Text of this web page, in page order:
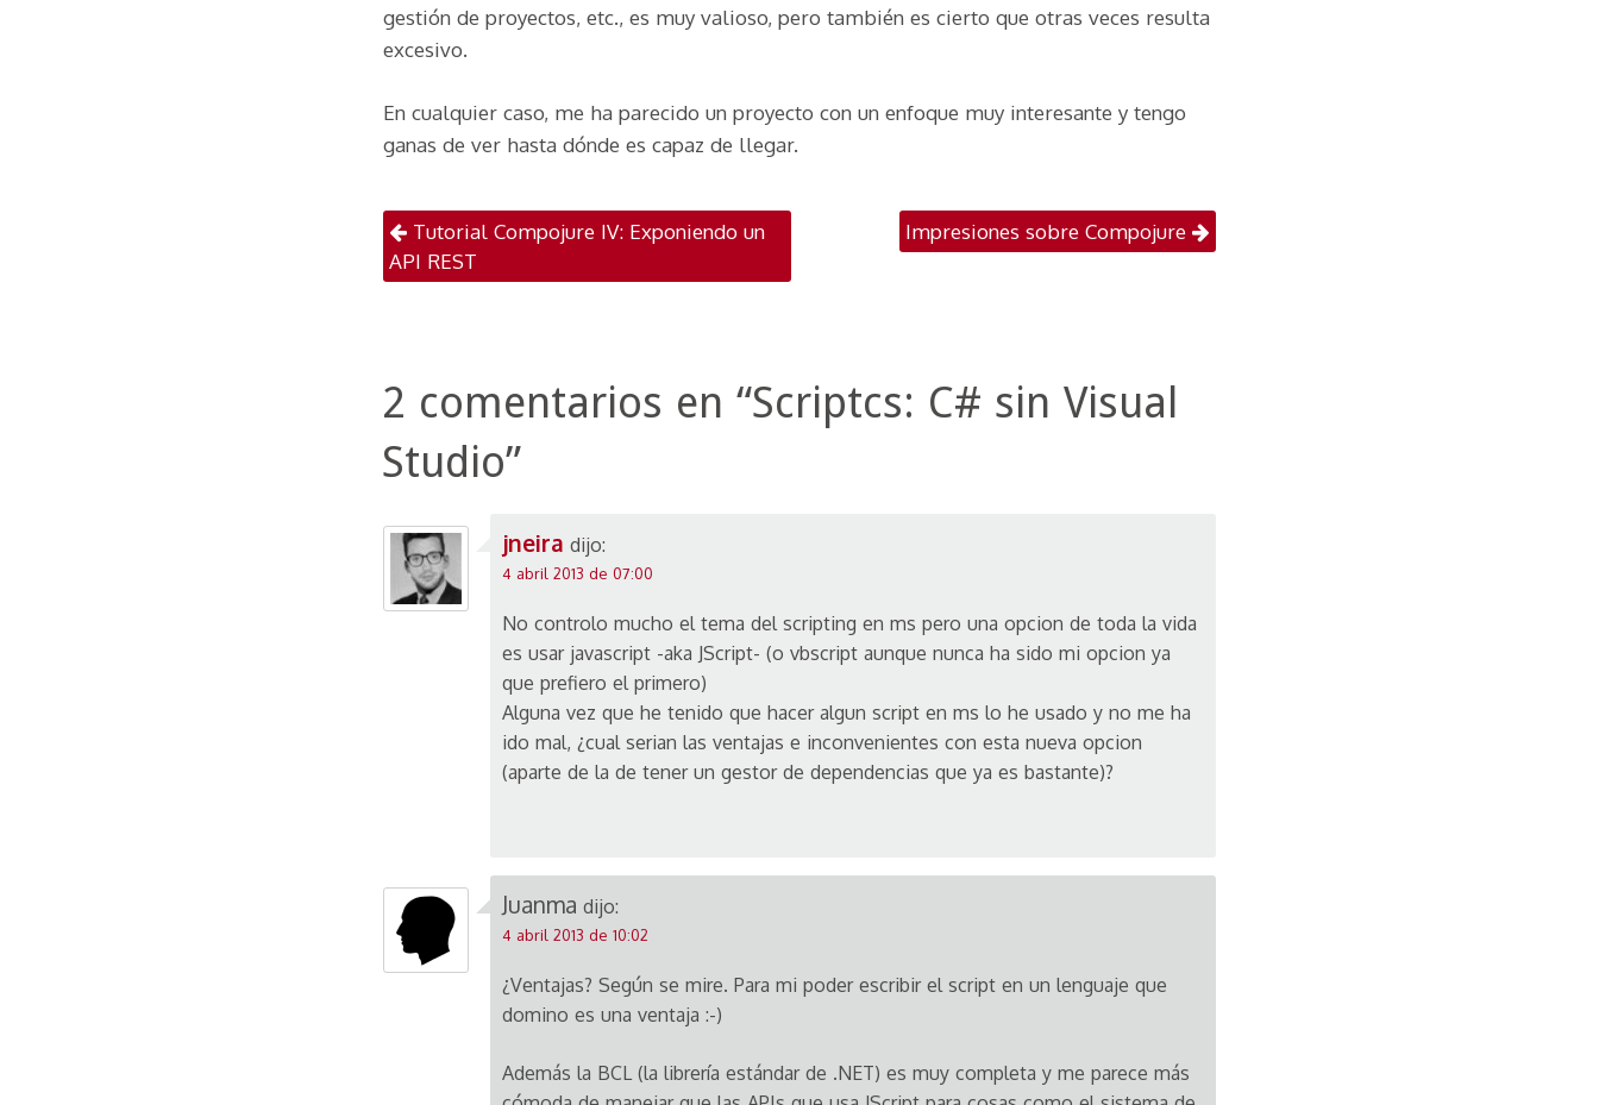
gestión de proyectos, etc., es muy valioso, pero también es cierto que otras veces resulta
excesivo.
En cualquier caso, me ha parecido un proyecto con un enfoque muy interesante y tengo
ganas de ver hasta dónde es capaz de llegar.
Navegación por publicaciones
Tutorial Compojure IV: Exponiendo un
API REST
Impresiones sobre Compojure
2 comentarios en “Scriptcs: C# sin Visual
Studio”
jneira dijo:
4 abril 2013 de 07:00
No controlo mucho el tema del scripting en ms pero una opcion de toda la vida
es usar javascript -aka JScript- (o vbscript aunque nunca ha sido mi opcion ya
que prefiero el primero)
Alguna vez que he tenido que hacer algun script en ms lo he usado y no me ha
ido mal, ¿cual serian las ventajas e inconvenientes con esta nueva opcion
(aparte de la de tener un gestor de dependencias que ya es bastante)?
Juanma dijo:
4 abril 2013 de 10:02
¿Ventajas? Según se mire. Para mi poder escribir el script en un lenguaje que
domino es una ventaja :-)
Además la BCL (la librería estándar de .NET) es muy completa y me parece más